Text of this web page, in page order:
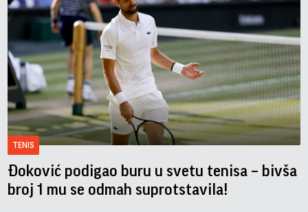
TENIS
Đoković podigao buru u svetu tenisa – bivša
broj 1 mu se odmah suprotstavila!